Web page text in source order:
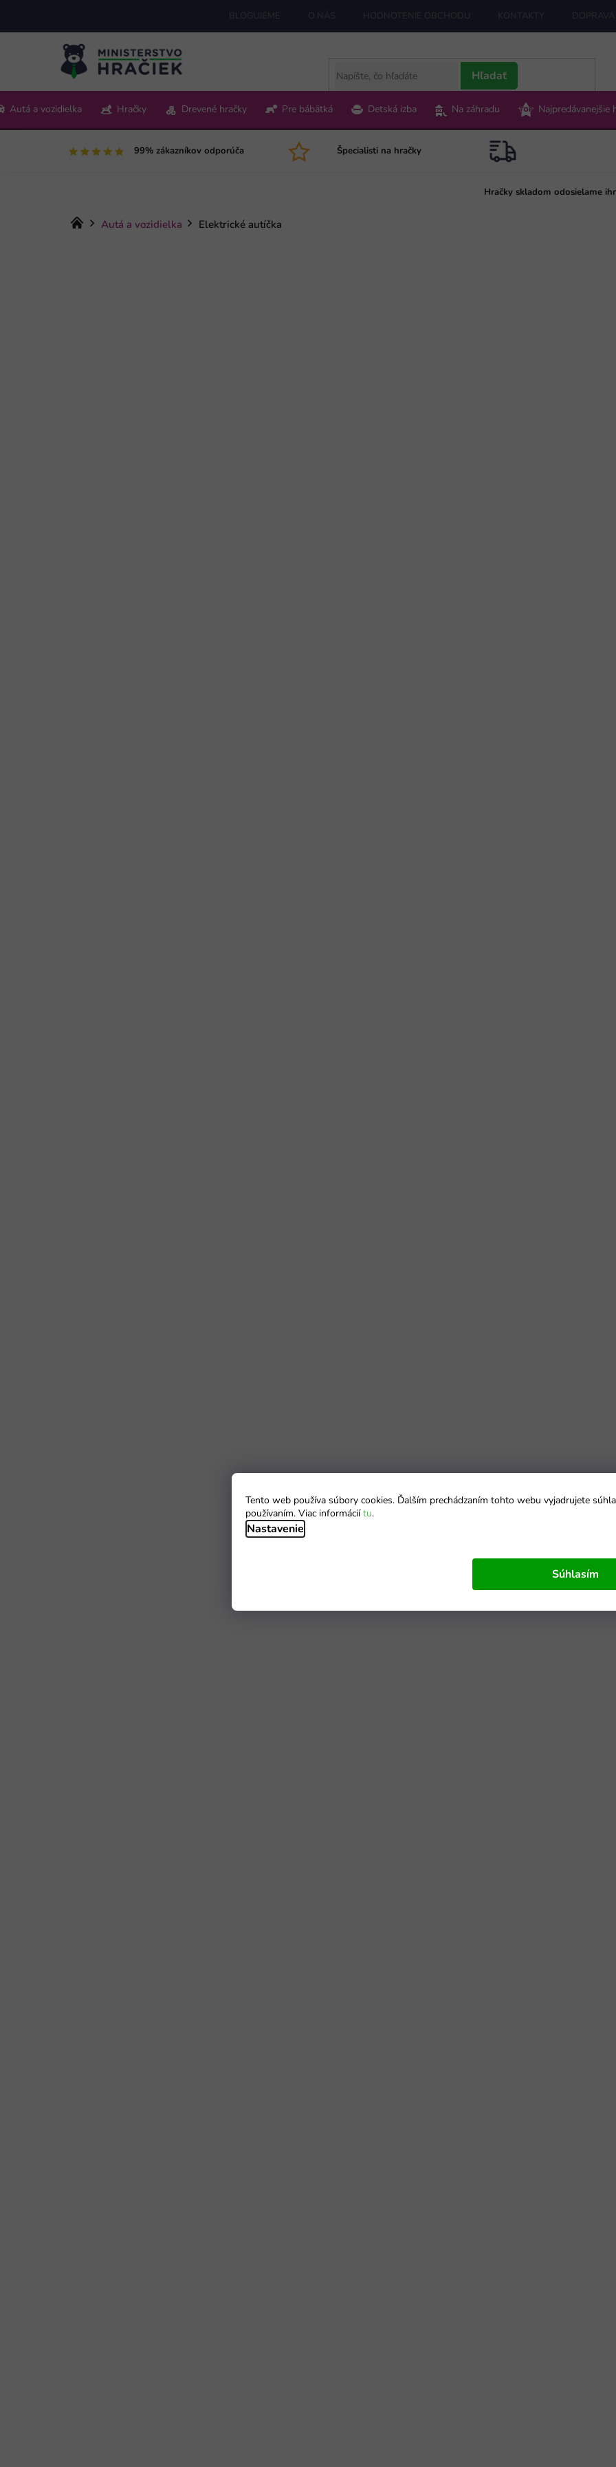
Tento web používa súbory cookies. Ďalším prechádzaním tohto webu vyjadrujete
používaním. Viac informáciítu.
Nastavenie
Súhlasím
obsah
BLOGUJEME O NÁS HODNOTENIE OBCHODU KONTAKTY
Pon-Pia 9:00-15:00
Hľadať
Autá a vozidielka Hračky Drevené hračky Pre bábätká Detská izba Na záhradu Najpredávanejšie
99% zákazníkov odporúča Špecialisti na hračky
Hračky skladom odosielame
Domov
Autá a vozidielka Elektrické autíčka